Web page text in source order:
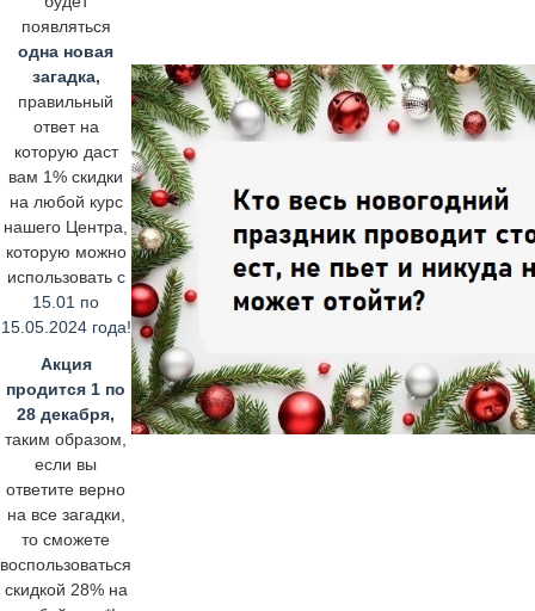
появляться
одна новая
загадка,
правильный
ответ на
которую даст
вам 1% скидки
на любой курс
нашего Центра,
которую можно
использовать с
15.01 по
15.05.2024 года!
Акция
продится 1 по
28 декабря,
таким образом,
если вы
ответите верно
на все загадки,
то сможете
воспользоваться
скидкой 28% на